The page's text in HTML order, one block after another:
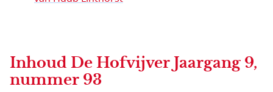
Inhoud De Hofvijver Jaargang 9,
nummer 93